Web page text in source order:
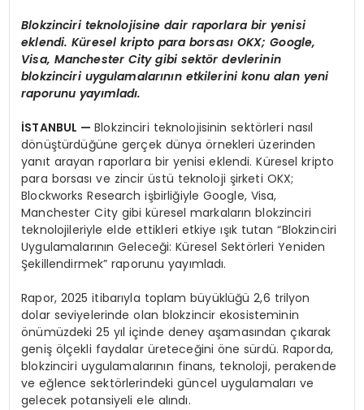
Blokzinciri teknolojisine dair raporlara bir yenisi
eklendi. Küresel kripto para borsası OKX; Google,
Visa, Manchester City gibi sektör devlerinin
blokzinciri uygulamalarının etkilerini konu alan yeni
raporunu yayımladı.
İSTANBUL —Blokzinciri teknolojisinin sektörleri nasıl
dönüştürdüğüne gerçek dünya örnekleri üzerinden
yanıt arayan raporlara bir yenisi eklendi. Küresel kripto
para borsası ve zincir üstü teknoloji şirketi OKX;
Blockworks Research işbirliğiyle Google, Visa,
Manchester City gibi küresel markaların blokzinciri
teknolojileriyle elde ettikleri etkiye ışık tutan “Blokzinciri
Uygulamalarının Geleceği: Küresel Sektörleri Yeniden
Şekillendirmek” raporunu yayımladı.
Rapor, 2025 itibarıyla toplam büyüklüğü 2,6 trilyon
dolar seviyelerinde olan blokzincir ekosisteminin
önümüzdeki 25 yıl içinde deney aşamasından çıkarak
geniş ölçekli faydalar üreteceğini öne sürdü. Raporda,
blokzinciri uygulamalarının finans, teknoloji, perakende
ve eğlence sektörlerindeki güncel uygulamaları ve
gelecek potansiyeli ele alındı.